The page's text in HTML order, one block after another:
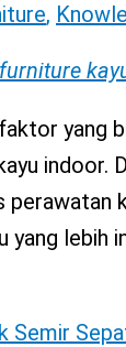
,
yang
indoor.
yang
Semir